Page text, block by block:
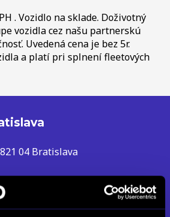
. Vozidlo na sklade. Doživotný
vozidla cez našu partnerskú
Uvedená cena je bez 5r.
a platí pri splnení fleetových
04 Bratislava